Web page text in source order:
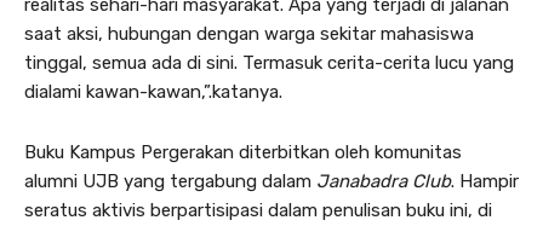
realitas sehari-hari masyarakat. Apa yang terjadi di jalanan
saat aksi, hubungan dengan warga sekitar mahasiswa
tinggal, semua ada di sini. Termasuk cerita-cerita lucu yang
dialami kawan-kawan,”.katanya.
Buku Kampus Pergerakan diterbitkan oleh komunitas
alumni UJB yang tergabung dalam Janabadra Club. Hampir
seratus aktivis berpartisipasi dalam penulisan buku ini, di